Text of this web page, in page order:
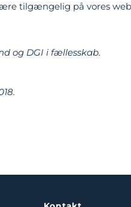
tilgængelig på vores
og DGI i fællesskab.